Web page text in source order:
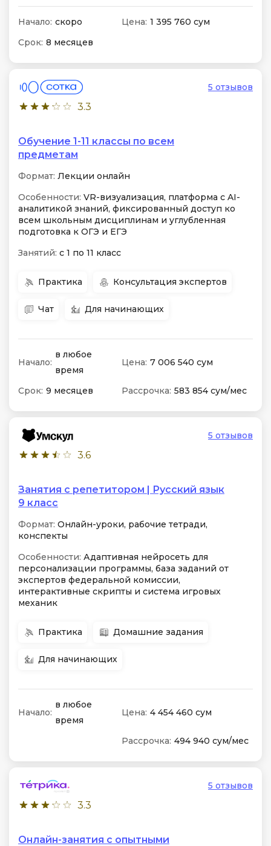
Начало: скоро Цена: 1 395 760 сум
Срок: 8 месяцев
3.3
5 отзывов
Обучение 1-11 классы по всем
предметам
Формат: Лекции онлайн
Особенности: VR-визуализация, платформа с AI-
аналитикой знаний, фиксированный доступ ко
всем школьным дисциплинам и углубленная
подготовка к ОГЭ и ЕГЭ
Занятий: с 1 по 11 класс
Практика Консультация экспертов
Чат Для начинающих
Начало:
в любое
время
Цена: 7 006 540 сум
Срок: 9 месяцев Рассрочка: 583 854 сум/мес
3.6
5 отзывов
Занятия с репетитором | Русский язык
9 класс
Формат: Онлайн-уроки, рабочие тетради,
конспекты
Особенности: Адаптивная нейросеть для
персонализации программы, база заданий от
экспертов федеральной комиссии,
интерактивные скрипты и система игровых
механик
Практика Домашние задания
Для начинающих
Начало:
в любое
время
Цена: 4 454 460 сум
Рассрочка: 494 940 сум/мес
3.3
5 отзывов
Онлайн-занятия с опытными